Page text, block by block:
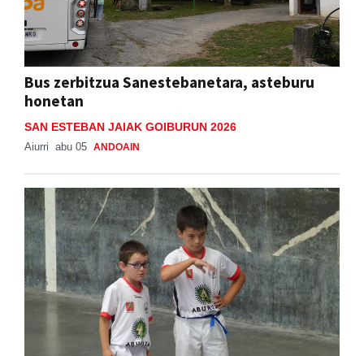
Bus zerbitzua Sanestebanetara, asteburu
honetan
SAN ESTEBAN JAIAK GOIBURUN 2026
Aiurri abu 05 ANDOAIN